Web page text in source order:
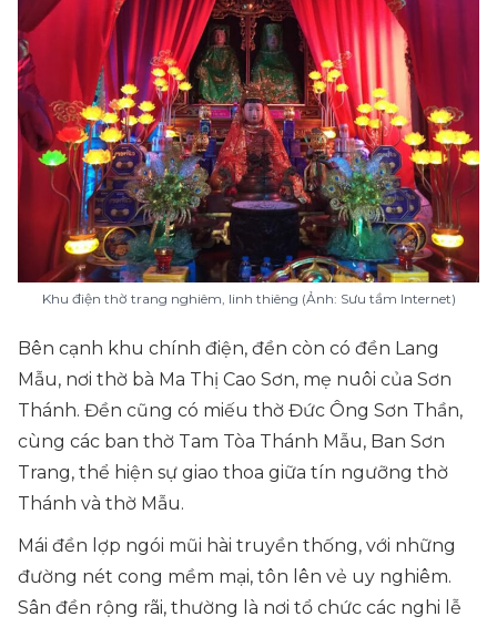
Khu điện thờ trang nghiêm, linh thiêng (Ảnh: Sưu tầm Internet)
Bên cạnh khu chính điện, đền còn có đền Lang
Mẫu, nơi thờ bà Ma Thị Cao Sơn, mẹ nuôi của Sơn
Thánh. Đền cũng có miếu thờ Đức Ông Sơn Thần,
cùng các ban thờ Tam Tòa Thánh Mẫu, Ban Sơn
Trang, thể hiện sự giao thoa giữa tín ngưỡng thờ
Thánh và thờ Mẫu.
Mái đền lợp ngói mũi hài truyền thống, với những
đường nét cong mềm mại, tôn lên vẻ uy nghiêm.
Sân đền rộng rãi, thường là nơi tổ chức các nghi lễ